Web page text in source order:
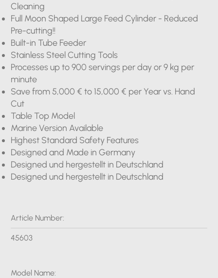
Cleaning
Full Moon Shaped Large Feed Cylinder - Reduced
Pre-cutting!!
Built-in Tube Feeder
Stainless Steel Cutting Tools
Processes up to 900 servings per day or 9 kg per
minute
Save from 5,000 € to 15,000 € per Year vs. Hand
Cut
Table Top Model
Marine Version Available
Highest Standard Safety Features
Designed and Made in Germany
Designed und hergestellt in Deutschland
Designed und hergestellt in Deutschland
Article Number:
45603
Model Name: